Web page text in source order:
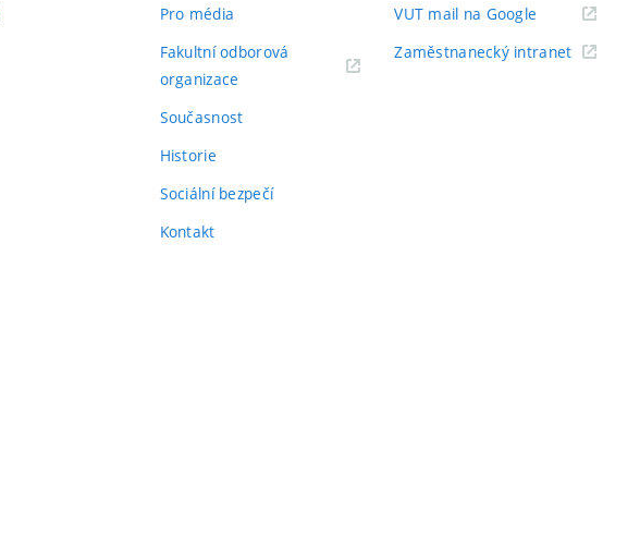
Pro média
Fakultní odborová
organizace
Současnost
Historie
Sociální bezpečí
Kontakt
VUT mail na Google (externí
Zaměstnanecký intranet(externí